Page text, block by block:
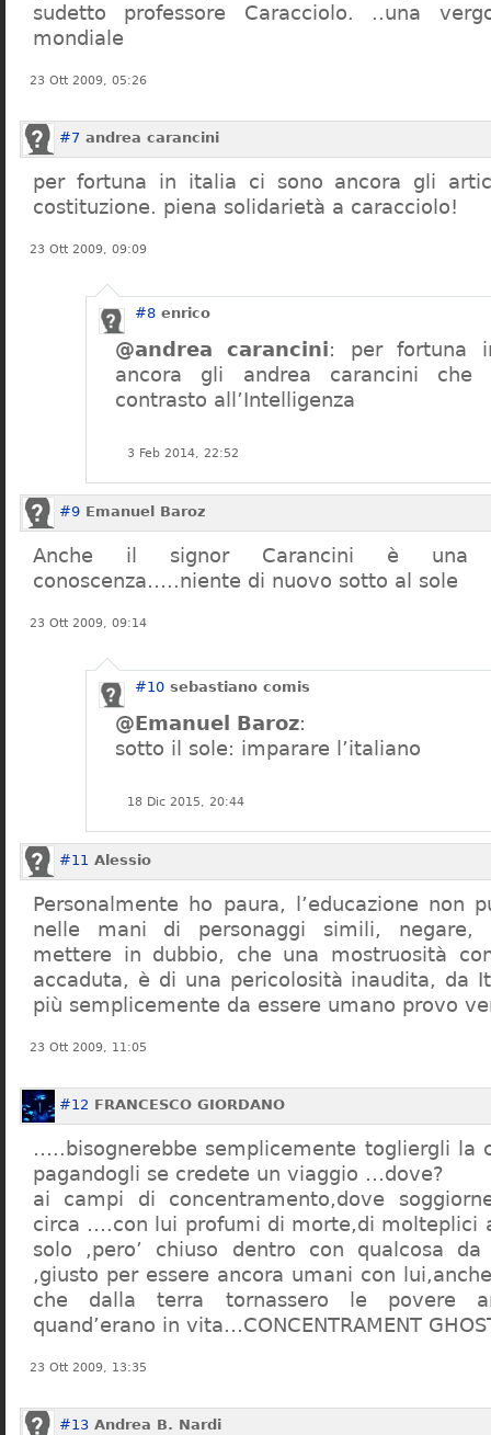
sudetto professore Caracciolo. ..una
mondiale
23 Ott 2009, 05:26
#7 andrea carancini
per fortuna in italia ci sono ancora gli
costituzione. piena solidarietà a caracciolo!
23 Ott 2009, 09:09
#8 enrico
@andrea carancini: per fortuna
ancora gli andrea carancini
contrasto all’Intelligenza
3 Feb 2014, 22:52
#9 Emanuel Baroz
Anche il signor Carancini è una
conoscenza…..niente di nuovo sotto al sole
23 Ott 2009, 09:14
#10 sebastiano comis
@Emanuel Baroz:
sotto il sole: imparare l’italiano
18 Dic 2015, 20:44
#11 Alessio
Personalmente ho paura, l’educazione non
nelle mani di personaggi simili, negare,
mettere in dubbio, che una mostruosità
accaduta, è di una pericolosità inaudita, da
più semplicemente da essere umano provo
23 Ott 2009, 11:05
#12 FRANCESCO GIORDANO
…..bisognerebbe semplicemente togliergli la
pagandogli se credete un viaggio …dove?
ai campi di concentramento,dove
circa ….con lui profumi di morte,di molteplici
solo ,pero’ chiuso dentro con qualcosa
,giusto per essere ancora umani con
che dalla terra tornassero le povere
quand’erano in vita…CONCENTRAMENT
23 Ott 2009, 13:35
#13 Andrea B. Nardi